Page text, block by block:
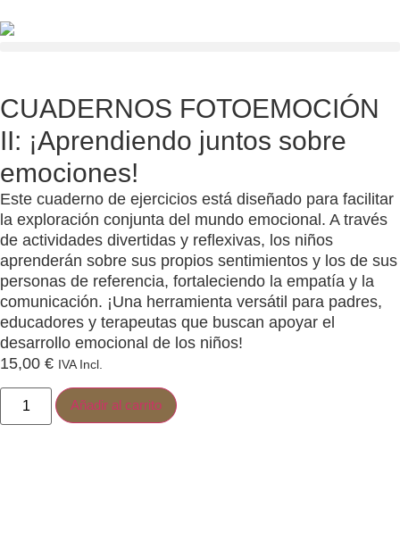
CUADERNOS FOTOEMOCIÓN
II: ¡Aprendiendo juntos sobre
emociones!
Este cuaderno de ejercicios está diseñado para facilitar
la exploración conjunta del mundo emocional. A través
de actividades divertidas y reflexivas, los niños
aprenderán sobre sus propios sentimientos y los de sus
personas de referencia, fortaleciendo la empatía y la
comunicación. ¡Una herramienta versátil para padres,
educadores y terapeutas que buscan apoyar el
desarrollo emocional de los niños!
15,00 € IVA Incl.
Añadir al carrito